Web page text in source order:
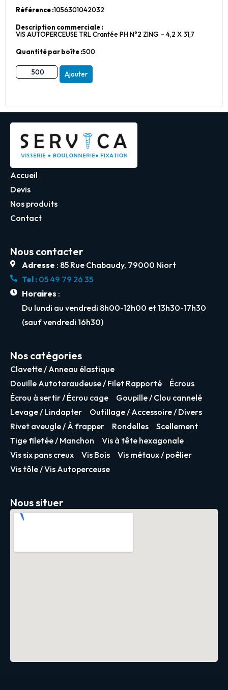
Référence :1056301042032
Description commerciale :
VIS AUTOPERCEUSE TRL Crantée PH N°2 ZING – 4,2 X 31,7
Quantité par boîte :500
Ajouter
Accueil
Devis
Nos produits
Contact
Nous contacter
Adresse : 85 Rue Chabaudy, 79000 Niort
Tel :05 49 79 26 35
Horaires :
Du lundi au vendredi 8h00-12h00 et 13h30-17h30
(sauf vendredi 16h30)
Nos catégories
Clavette / Anneau élastique
Douille Autotaraudeuse / Filet Rapporté
Écrous
Écrou à sertir / Écrou cage
Goupille / Clou cannelé
Levage / Lindapter
Outillage / Accessoire / Divers
Rivet aveugle / À frapper
Rondelles
Scellement
Tige filetée / Manchon
Vis à tête hexagonale
Vis six pans creux
Vis Bois
Vis métaux / poêlier
Vis tôle / Vis Autoperceuse
Nous situer